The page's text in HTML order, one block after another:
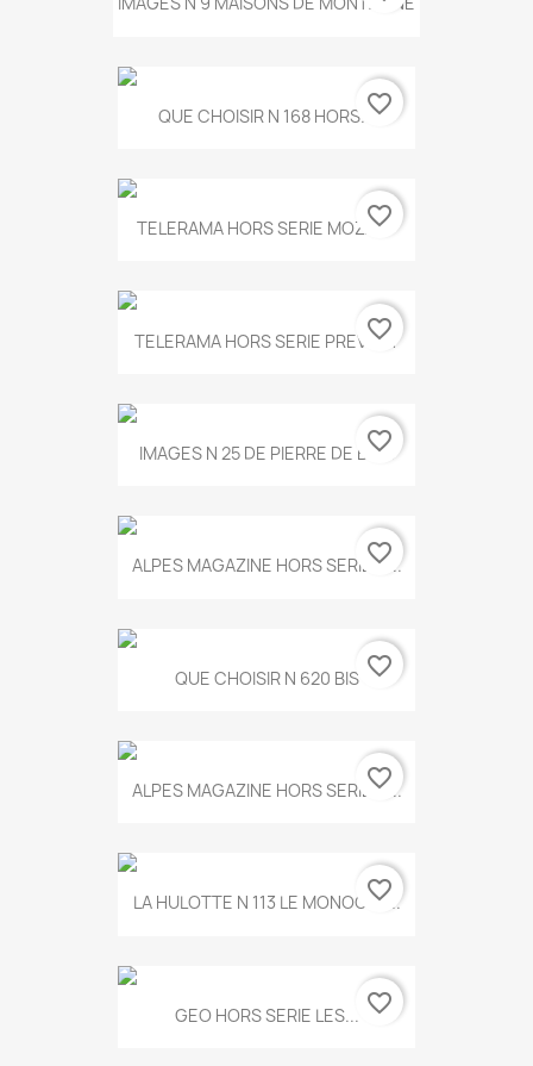
QUE CHOISIR N 168 HORS...favorite_border
TELERAMA HORS SERIE MOZART
favorite_border
TELERAMA HORS SERIE PREVERT
favorite_border
IMAGES N 25 DE PIERRE DE BOIS
favorite_border
ALPES MAGAZINE HORS SERIE N...
favorite_border
QUE CHOISIR N 620 BIS favorite_border
ALPES MAGAZINE HORS SERIE N...
favorite_border
LA HULOTTE N 113 LE MONOCLE...
favorite_border
GEO HORS SERIE LES... favorite_border